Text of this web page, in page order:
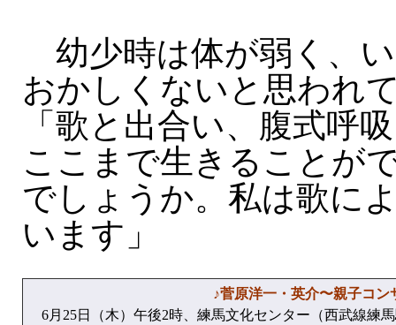
幼少時は体が弱く、
おかしくないと思われ
「歌と出合い、腹式呼
ここまで生きることが
でしょうか。私は歌に
います」
♪菅原洋一・英介〜親子コン
6月25日（木）午後2時、練馬文化センター（西武線練